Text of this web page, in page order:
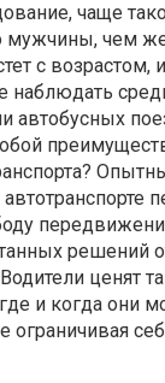
чаще
мужчины, чем
с
автобусных
решений
ценят
и когда они
ограничивая